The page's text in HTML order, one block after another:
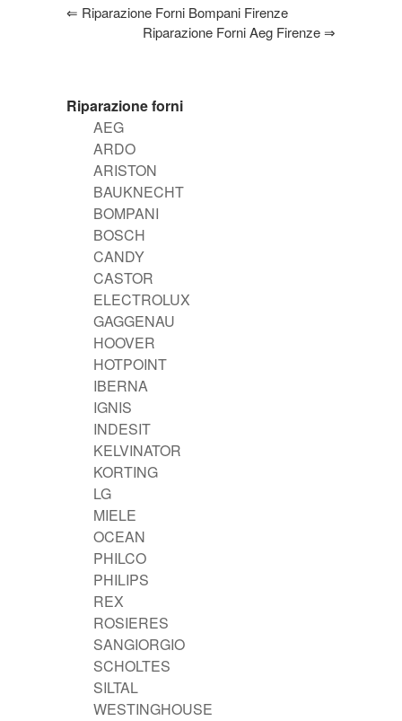
⇐ Riparazione Forni Bompani Firenze
Riparazione Forni Aeg Firenze⇒
Riparazione forni
AEG
ARDO
ARISTON
BAUKNECHT
BOMPANI
BOSCH
CANDY
CASTOR
ELECTROLUX
GAGGENAU
HOOVER
HOTPOINT
IBERNA
IGNIS
INDESIT
KELVINATOR
KORTING
LG
MIELE
OCEAN
PHILCO
PHILIPS
REX
ROSIERES
SANGIORGIO
SCHOLTES
SILTAL
WESTINGHOUSE